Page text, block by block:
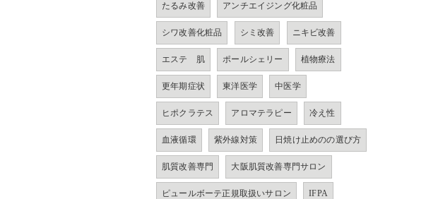
たるみ改善 アンチエイジング化粧品
シワ改善化粧品 シミ改善 ニキビ改善
エステ 肌 ポールシェリー 植物療法
更年期症状 東洋医学 中医学
ヒポクラテス アロマテラピー 冷え性
血液循環 紫外線対策 日焼け止めのの選び方
肌質改善専門 大阪肌質改善専門サロン
ピュールボーテ正規取扱いサロン IFPA